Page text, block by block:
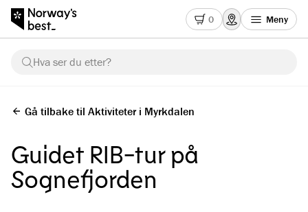
0 Meny
Hva ser du etter?
Gå tilbake til Aktiviteter i Myrkdalen
Guidet RIB-tur på
Sognefjorden